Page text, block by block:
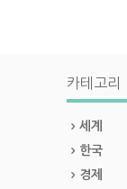
카테고리
세계
한국
경제